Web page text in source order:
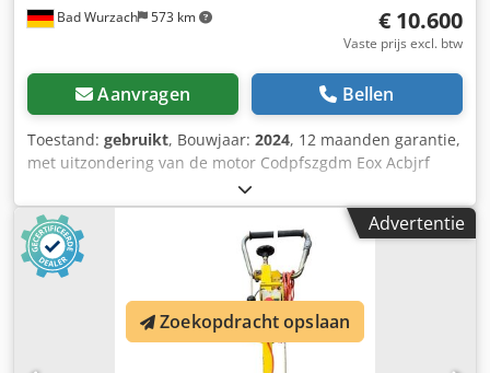
Bad Wurzach 573 km € 10.600
Vaste prijs excl. btw
Aanvragen Bellen
Toestand: gebruikt, Bouwjaar: 2024, 12 maanden garantie,
met uitzondering van de motor Codpfszgdm Eox Acbjrf
Advertentie
Zoekopdracht opslaan